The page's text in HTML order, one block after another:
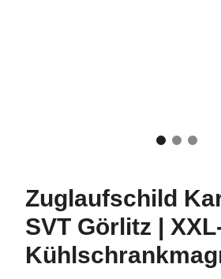
Zuglaufschild
SVT Görlitz |